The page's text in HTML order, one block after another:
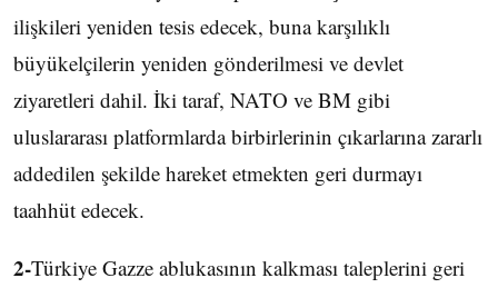
ilişkileri yeniden tesis edecek, buna karşılıklı
büyükelçilerin yeniden gönderilmesi ve devlet
ziyaretleri dahil. İki taraf, NATO ve BM gibi
uluslararası platformlarda birbirlerinin çıkarlarına zararlı
addedilen şekilde hareket etmekten geri durmayı
taahhüt edecek.
2-Türkiye Gazze ablukasının kalkması taleplerini geri